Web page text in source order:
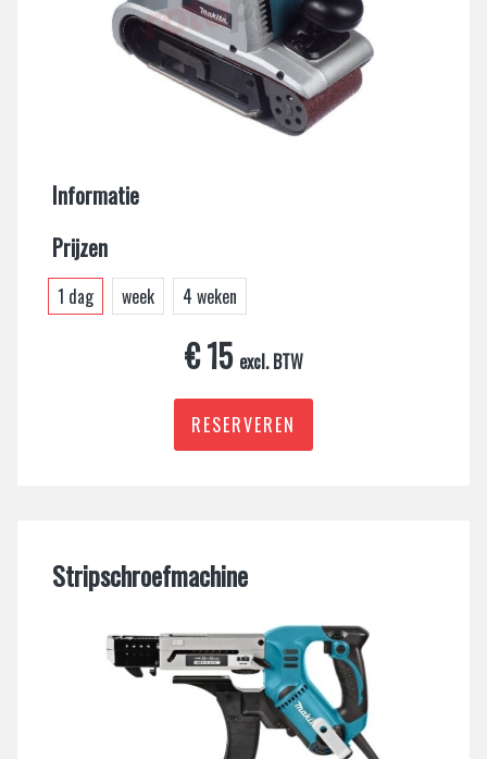
Informatie
Prijzen
1 dag week 4 weken
€ 15 excl. BTW
RESERVEREN
Stripschroefmachine